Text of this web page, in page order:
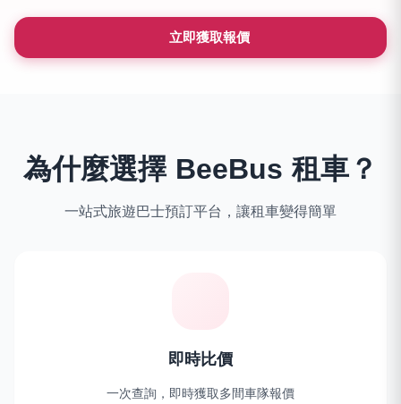
立即獲取報價
為什麼選擇 BeeBus 租車？
一站式旅遊巴士預訂平台，讓租車變得簡單
即時比價
一次查詢，即時獲取多間車隊報價